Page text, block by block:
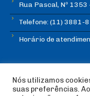
Rua Pascal, Nº 1353
Telefone: (11) 3881-
Horário de
Nós utilizamos
suas preferências.